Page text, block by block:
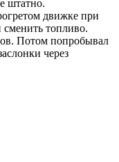
штатно.
движке при
сменить топливо.
Потом попробывал
через